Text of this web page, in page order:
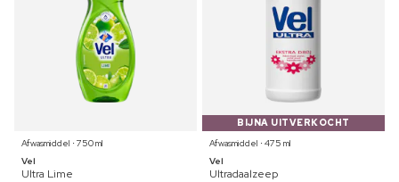
Afwasmiddel ⋅ 750 ml
Vel
Ultra Lime
BIJNA UITVERKOCHT
Afwasmiddel ⋅ 475 ml
Vel
Ultradaalzeep